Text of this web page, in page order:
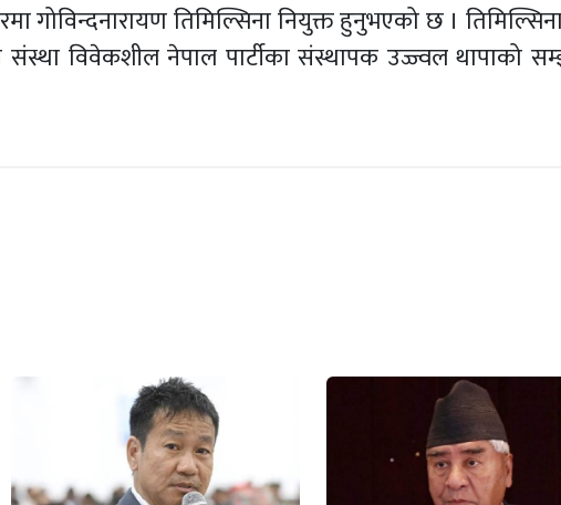
गोविन्दनारायण तिमिल्सिना नियुक्त हुनुभएको छ ।
विवेकशील नेपाल पार्टीका संस्थापक उज्ज्वल थापाको